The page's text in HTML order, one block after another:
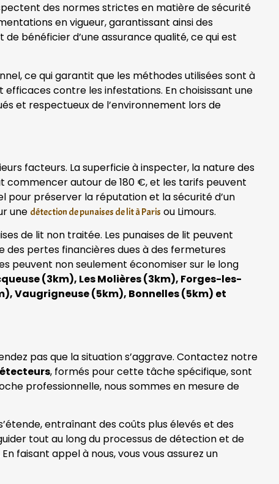
des normes strictes en matière de sécurité
en vigueur, garantissant ainsi des
bénéficier d’une assurance qualité, ce qui est
ce qui garantit que les méthodes utilisées sont à
contre les infestations. En choisissant une
et respectueux de l’environnement lors de
facteurs. La superficie à inspecter, la nature des
commencer autour de 180 €, et les tarifs peuvent
pour préserver la réputation et la sécurité d’un
une détection de punaises de lit à Paris ou Limours.
de lit non traitée. Les punaises de lit peuvent
des pertes financières dues à des fermetures
peuvent non seulement économiser sur le long
(3km), Les Molières (3km), Forges-les-
Vaugrigneuse (5km), Bonnelles (5km) et
pas que la situation s’aggrave. Contactez notre
, formés pour cette tâche spécifique, sont
professionnelle, nous sommes en mesure de
entraînant des coûts plus élevés et des
tout au long du processus de détection et de
faisant appel à nous, vous vous assurez un